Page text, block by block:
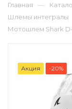
Главная —
Шлемы интегралы
Мотошлем Shark
Акция -20%